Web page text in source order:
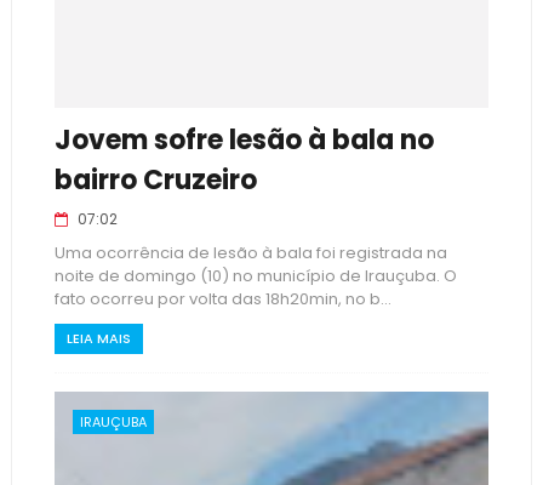
Jovem sofre lesão à bala no
bairro Cruzeiro
07:02
Uma ocorrência de lesão à bala foi registrada na
noite de domingo (10) no município de Irauçuba. O
fato ocorreu por volta das 18h20min, no b...
LEIA MAIS
IRAUÇUBA